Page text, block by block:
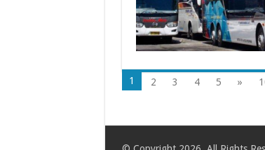
1 2 3 4 5 »